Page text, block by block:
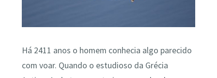
Há 2411 anos o homem conhecia algo parecido
com voar. Quando o estudioso da Grécia